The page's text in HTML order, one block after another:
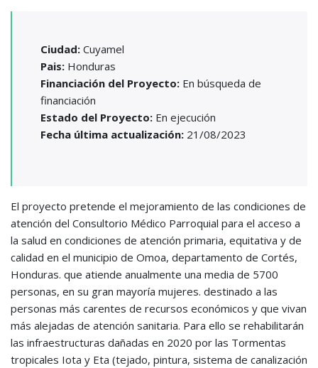
Ciudad: Cuyamel
Pais: Honduras
Financiación del Proyecto: En búsqueda de
financiación
Estado del Proyecto: En ejecución
Fecha última actualización: 21/08/2023
El proyecto pretende el mejoramiento de las condiciones de
atención del Consultorio Médico Parroquial para el acceso a
la salud en condiciones de atención primaria, equitativa y de
calidad en el municipio de Omoa, departamento de Cortés,
Honduras. que atiende anualmente una media de 5700
personas, en su gran mayoría mujeres. destinado a las
personas más carentes de recursos económicos y que vivan
más alejadas de atención sanitaria. Para ello se rehabilitarán
las infraestructuras dañadas en 2020 por las Tormentas
tropicales Iota y Eta (tejado, pintura, sistema de canalización